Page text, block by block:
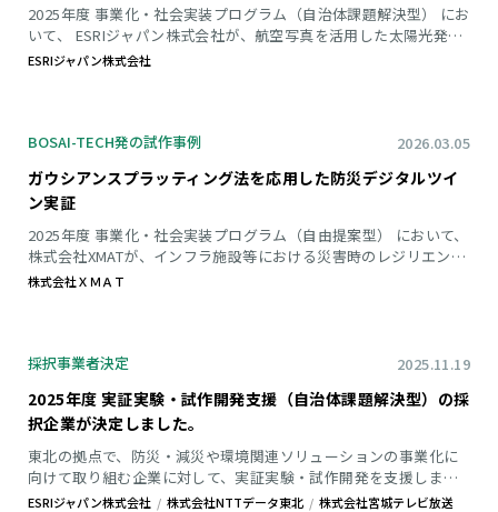
2025年度 事業化・社会実装プログラム（自治体課題解決型） にお
いて、 ESRIジャパン株式会社が、航空写真を活用した太陽光発電
施設の状況把握および効率的なリスク評価を目指し、ArcGISとGe
スク評価の目視確認に時間がかかっている。 ● 施設のGISデータ
ESRIジャパン株式会社
2026.03.05
BOSAI-TECH発の試作事例
ガウシアンスプラッティング法を応用した防災デジタルツイ
ン実証
2025年度 事業化・社会実装プログラム（自由提案型） において、
株式会社XMATが、インフラ施設等における災害時のレジリエンス
強化や平時の点検業務効率化を目指し、ガウシアンスプラッティ
現場の状況を迅速に把握できず、関係者間で「どこが、どの程
株式会社ＸＭＡＴ
2025.11.19
採択事業者決定
2025年度 実証実験・試作開発支援（自治体課題解決型）の採
択企業が決定しました。
東北の拠点で、防災・減災や環境関連ソリューションの事業化に
向けて取り組む企業に対して、実証実験・試作開発を支援しま
す。 自治体が提示する課題に対する検証・事業プランを募集しま
ESRIジャパン株式会社 株式会社NTTデータ東北 株式会社宮城テレビ放送